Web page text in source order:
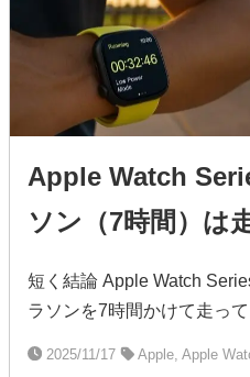
Apple Watch
ソン（7時間）は
短く結論 Apple Watch
ラソンを7時間かけて走って
2025/11/17 Apple, Apple